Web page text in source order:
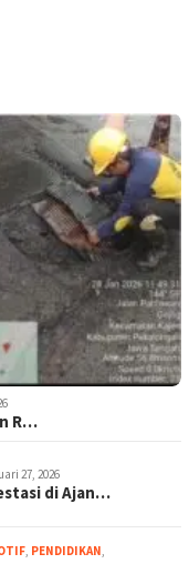
R…
27, 2026
di Ajan…
, PENDIDIKAN,